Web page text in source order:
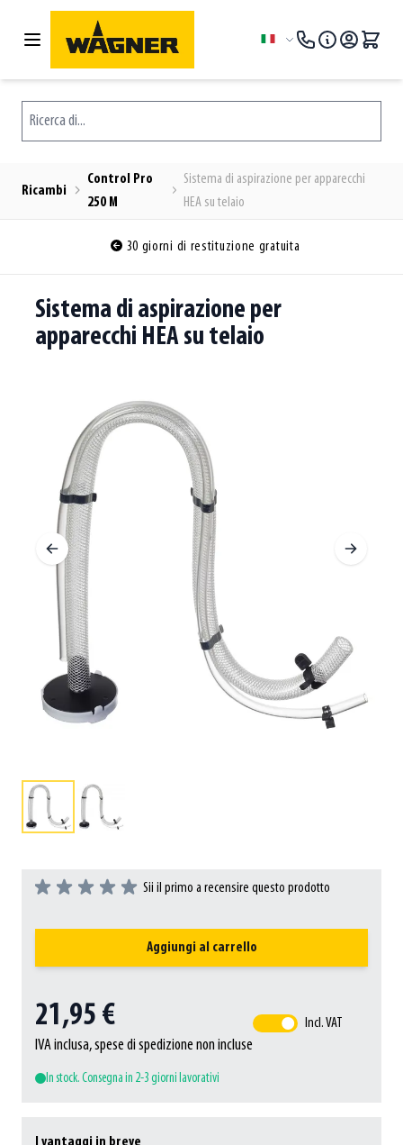
Salta al contenuto
Lingua
Ricerca di...
Ricambi
Control Pro
250 M
Sistema di aspirazione per apparecchi
HEA su telaio
30 giorni di restituzione gratuita
Sistema di aspirazione per
apparecchi HEA su telaio
Sii il primo a recensire questo prodotto
Aggiungi al carrello
21,95 €
IVA inclusa, spese di spedizione non incluse
Incl. VAT
In stock. Consegna in 2-3 giorni lavorativi